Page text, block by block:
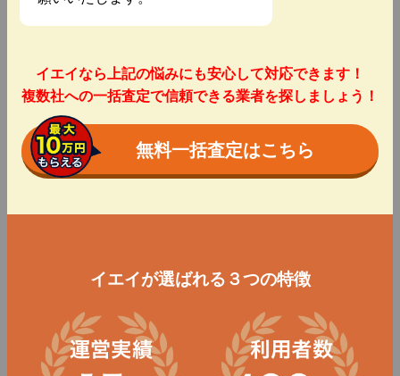
イエイなら上記の悩みにも安心して対応できます！
複数社への一括査定で信頼できる業者を探しましょう！
無料一括査定はこちら
イエイが選ばれる３つの特徴